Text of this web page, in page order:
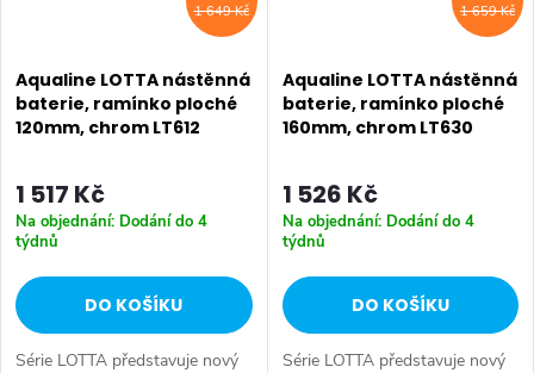
1 649 Kč
Aqualine LOTTA nástěnná
baterie, ramínko ploché
120mm, chrom LT612
1 517 Kč
Na objednání: Dodání do 4
týdnů
DO KOŠÍKU
Série LOTTA představuje nový
1 659 Kč
Aqualine LOTTA nástěnná
baterie, ramínko ploché
160mm, chrom LT630
1 526 Kč
Na objednání: Dodání do 4
týdnů
DO KOŠÍKU
Série LOTTA představuje nový